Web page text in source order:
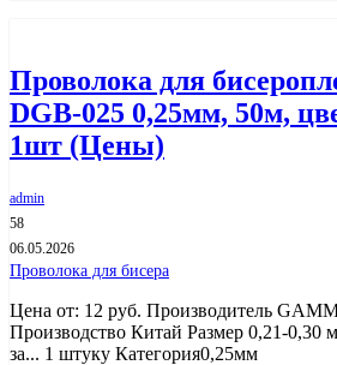
Проволока для
DGB-025 0,25мм, 50м,
1шт (Цены)
admin
58
06.05.2026
Проволока для бисера
Цена от: 12 руб. Производитель
Производство Китай Размер 0,21-
за... 1 штуку Категория0,25мм